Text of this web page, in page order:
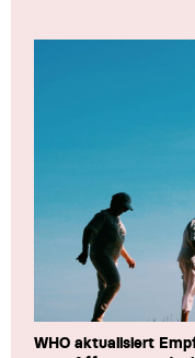
WHO aktualisiert